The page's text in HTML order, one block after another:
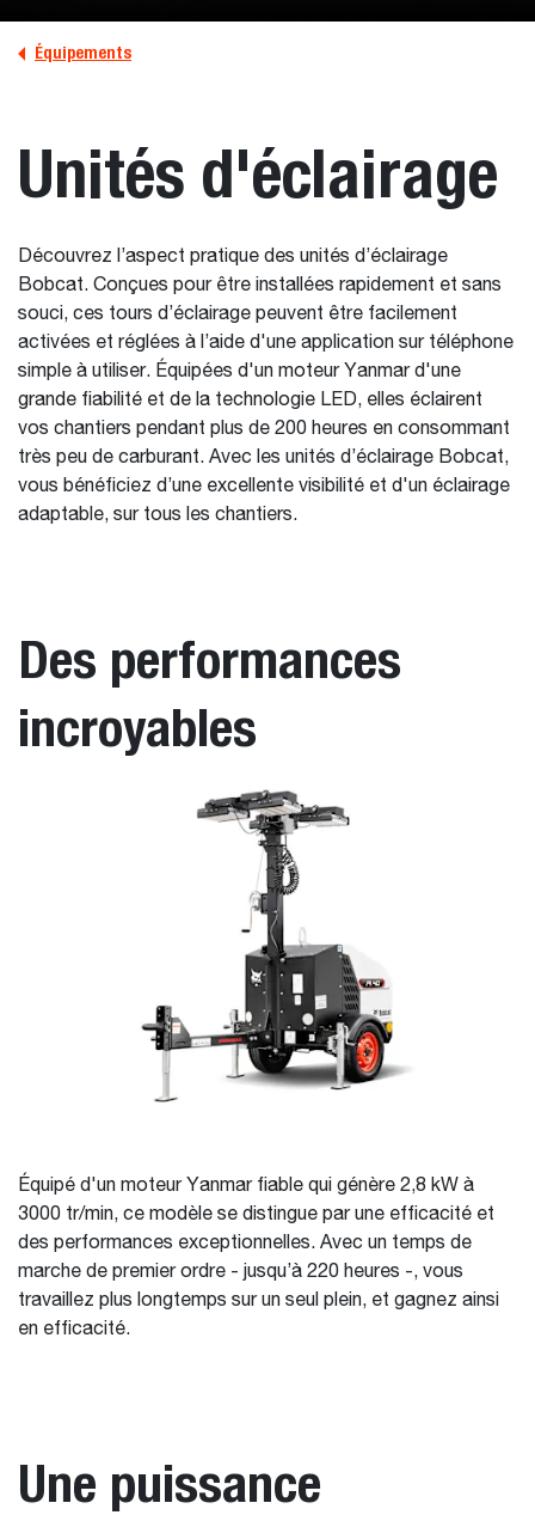
Équipements
Unités d'éclairage
Découvrez l’aspect pratique des unités d’éclairage
Bobcat. Conçues pour être installées rapidement et sans
souci, ces tours d’éclairage peuvent être facilement
activées et réglées à l’aide d'une application sur téléphone
simple à utiliser. Équipées d'un moteur Yanmar d'une
grande fiabilité et de la technologie LED, elles éclairent
vos chantiers pendant plus de 200 heures en consommant
très peu de carburant. Avec les unités d’éclairage Bobcat,
vous bénéficiez d’une excellente visibilité et d'un éclairage
adaptable, sur tous les chantiers.
Des performances
incroyables
Équipé d'un moteur Yanmar fiable qui génère 2,8 kW à
3000 tr/min, ce modèle se distingue par une efficacité et
des performances exceptionnelles. Avec un temps de
marche de premier ordre - jusqu’à 220 heures -, vous
travaillez plus longtemps sur un seul plein, et gagnez ainsi
en efficacité.
Une puissance